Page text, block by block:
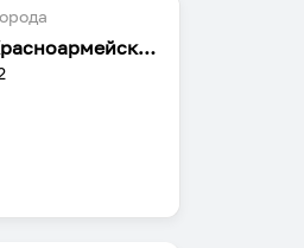
Апартаменты на проспекте Красноармейский 2